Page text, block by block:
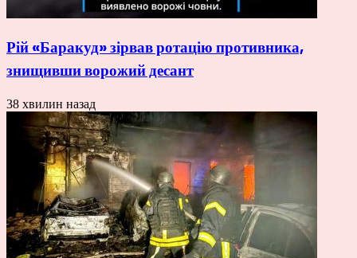
Рій «Баракуд» зірвав ротацію противника,
знищивши ворожий десант
38 хвилин назад